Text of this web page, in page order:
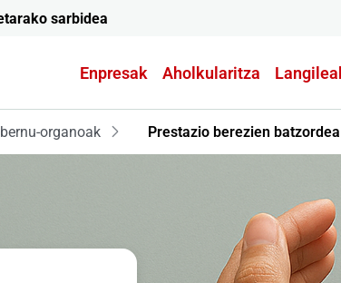
sarbidea
Enpresak Aholkularitza
organoak Prestazio berezien batzordea